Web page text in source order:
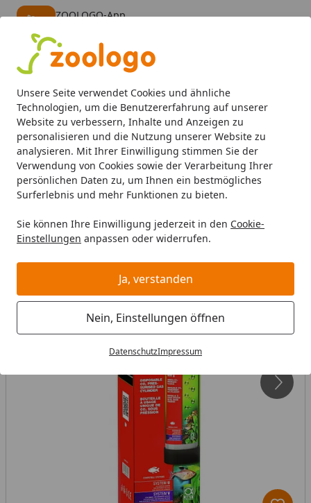
Unsere Seite verwendet Cookies und ähnliche
Technologien, um die Benutzererfahrung auf unserer
Website zu verbessern, Inhalte und Anzeigen zu
personalisieren und die Nutzung unserer Website zu
analysieren. Mit Ihrer Einwilligung stimmen Sie der
Verwendung von Cookies sowie der Verarbeitung Ihrer
persönlichen Daten zu, um Ihnen ein bestmögliches
Surferlebnis und mehr Funktionen zu bieten.
Sie können Ihre Einwilligung jederzeit in den Cookie-
Einstellungen anpassen oder widerrufen.
Ja, verstanden
Nein, Einstellungen öffnen
DatenschutzImpressum
ZOOLOGO-App
Alle Produkte
Mein Konto
Suchen
Startseite
Aquaristik Aquarientechnik CO2 Anlagen JBL
JBL ProFlora CO2 Cylinder U
Aquarienzubehör